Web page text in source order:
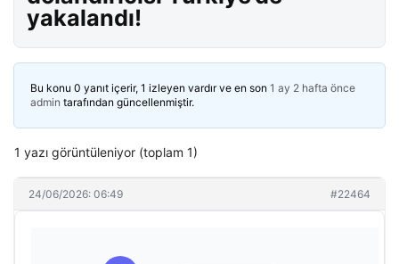
yakalandı!
Bu konu 0 yanıt içerir, 1 izleyen vardır ve en son 1 ay 2 hafta önce
admin tarafından güncellenmiştir.
1 yazı görüntüleniyor (toplam 1)
24/06/2026: 06:49 #22464